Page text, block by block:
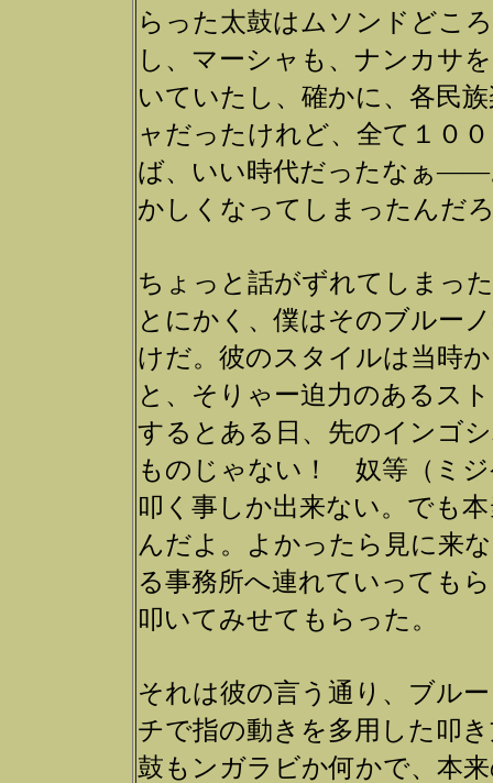
らった太鼓はムソンドどこ
し、マーシャも、ナンカサ
いていたし、確かに、各民
ャだったけれど、全て１０
ば、いい時代だったなぁ――
かしくなってしまったんだ
ちょっと話がずれてしまっ
とにかく、僕はそのブルー
けだ。彼のスタイルは当時
と、そりゃー迫力のあるス
するとある日、先のインゴ
ものじゃない！ 奴等（ミ
叩く事しか出来ない。でも
んだよ。よかったら見に来
る事務所へ連れていっても
叩いてみせてもらった。
それは彼の言う通り、ブル
チで指の動きを多用した叩
鼓もンガラビか何かで、本